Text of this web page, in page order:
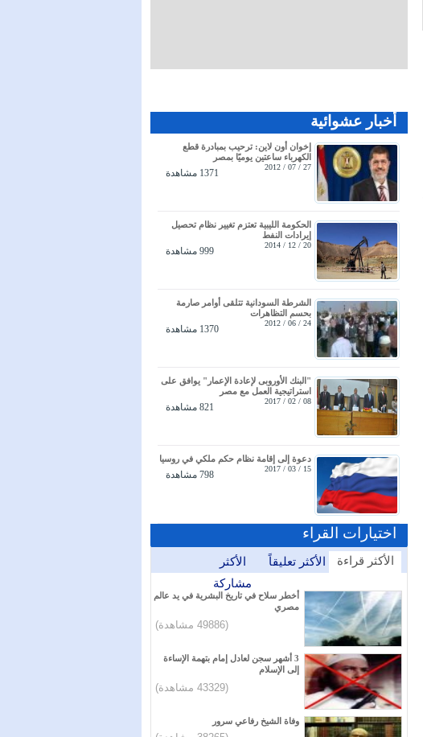
أخبار عشوائية
إخوان أون لاين: ترحيب بمبادرة قطع
الكهرباء ساعتين يوميًا بمصر
27 / 07 / 2012
1371 مشاهدة
الحكومة الليبية تعتزم تغيير نظام تحصيل
إيرادات النفط
20 / 12 / 2014
999 مشاهدة
الشرطة السودانية تتلقى أوامر صارمة
بحسم التظاهرات
24 / 06 / 2012
1370 مشاهدة
"البنك الأوروبى لإعادة الإعمار" يوافق على
استراتيجية العمل مع مصر
08 / 02 / 2017
821 مشاهدة
دعوة إلى إقامة نظام حكم ملكي في روسيا
15 / 03 / 2017
798 مشاهدة
اختيارات القراء
الأكثر قراءة الأكثر تعليقاً
الأكثر
مشاركة
أخطر سلاح في تاريخ البشرية في يد عالم
مصري
(49886 مشاهدة)
3 أشهر سجن لعادل إمام بتهمة الإساءة
إلى الإسلام
(43329 مشاهدة)
وفاة الشيخ رفاعي سرور